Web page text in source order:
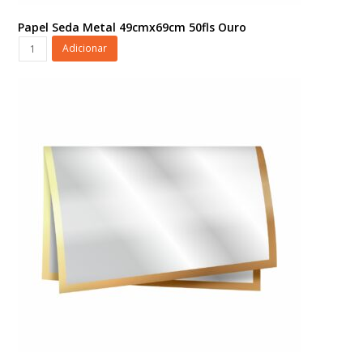
Papel Seda Metal 49cmx69cm 50fls Ouro
Papel
Seda
quantidade
Adicionar